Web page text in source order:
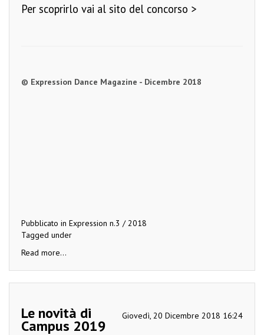
Per scoprirlo vai al sito del concorso >
© Expression Dance Magazine - Dicembre 2018
Pubblicato in Expression n.3 / 2018
Tagged under
Read more...
Giovedì, 20 Dicembre 2018 16:24
Le novità di
Campus 2019